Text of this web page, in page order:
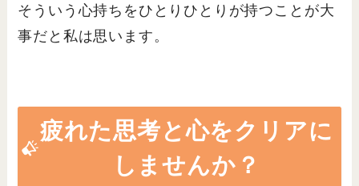
そういう心持ちをひとりひとりが持つことが大
事だと私は思います。
疲れた思考と心をクリアに
しませんか？